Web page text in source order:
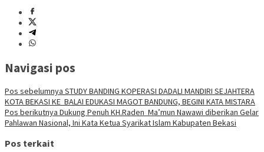
Navigasi pos
Pos sebelumnya STUDY BANDING KOPERASI DADALI MANDIRI SEJAHTERA
KOTA BEKASI KE BALAI EDUKASI MAGOT BANDUNG, BEGINI KATA MISTARA
Pos berikutnya Dukung Penuh KH.Raden Ma’mun Nawawi diberikan Gelar
Pahlawan Nasional, Ini Kata Ketua Syarikat Islam Kabupaten Bekasi
Pos terkait